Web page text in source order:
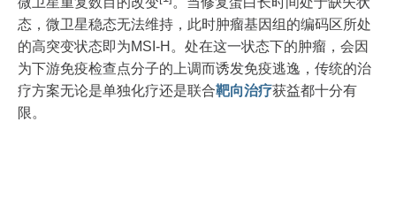
态，微卫星稳态无法维持，此时肿瘤基因组的编码区所处
的高突变状态即为MSI-H。处在这一状态下的肿瘤，会因
为下游免疫检查点分子的上调而诱发免疫逃逸，传统的治
疗方案无论是单独化疗还是联合靶向治疗获益都十分有
限。